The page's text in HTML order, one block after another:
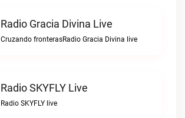
Radio Gracia Divina Live
Cruzando fronterasRadio Gracia Divina live
Radio SKYFLY Live
Radio SKYFLY live